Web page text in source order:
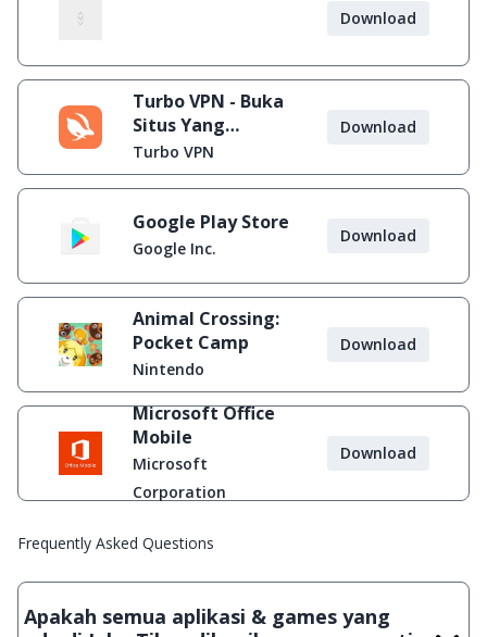
Download
Turbo VPN - Buka
Situs Yang
Diblokir
Turbo VPN
Download
Google Play Store
Google Inc.
Download
Animal Crossing:
Pocket Camp
Nintendo
Download
Microsoft Office
Mobile
Microsoft
Corporation
Download
Frequently Asked Questions
Apakah semua aplikasi & games yang